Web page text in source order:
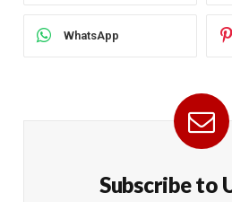
WhatsApp
Subscribe to